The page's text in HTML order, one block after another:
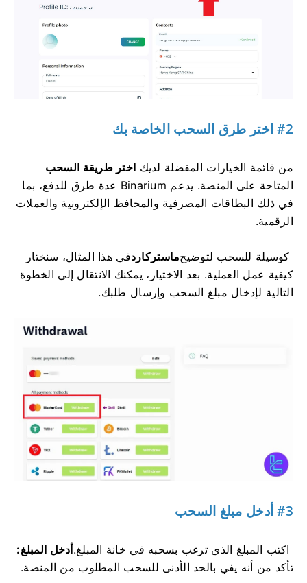
#2 اختر طرق السحب الخاصة بك
اختر طريقة السحب المفضلة لديك من قائمة الخيارات
المتاحة على المنصة. يدعم Binarium عدة طرق للدفع، بما
في ذلك البطاقات المصرفية والمحافظ الإلكترونية والعملات
الرقمية.
في هذا المثال، سنختارماستركاردكوسيلة للسحب لتوضيح
كيفية عمل العملية. بعد الاختيار، يمكنك الانتقال إلى الخطوة
التالية لإدخال مبلغ السحب وإرسال طلبك.
#3 أدخل مبلغ السحب
أدخل المبلغ: اكتب المبلغ الذي ترغب بسحبه في خانة المبلغ.
تأكد من أنه يفي بالحد الأدنى للسحب المطلوب من المنصة.